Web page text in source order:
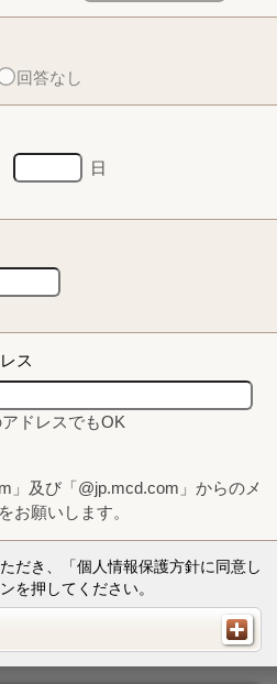
回答なし
日
ス
ドレスでもOK
」及び「@jp.mcd.com」からのメ
お願いします。
だき、「個人情報保護方針に同意し
を押してください。